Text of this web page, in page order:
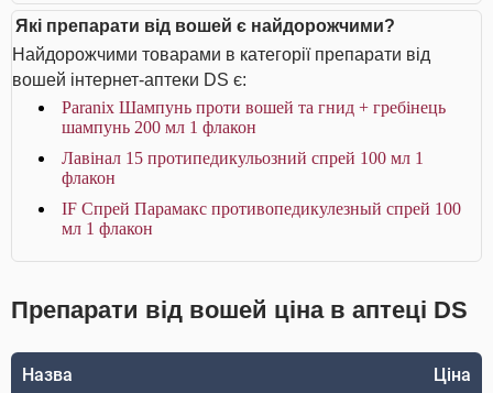
Які препарати від вошей є найдорожчими?
Найдорожчими товарами в категорії препарати від
вошей інтернет-аптеки DS є:
Paranix Шампунь проти вошей та гнид + гребінець
шампунь 200 мл 1 флакон
Лавінал 15 протипедикульозний спрей 100 мл 1
флакон
IF Спрей Парамакс противопедикулезный спрей 100
мл 1 флакон
Препарати від вошей ціна в аптеці DS
Назва Ціна